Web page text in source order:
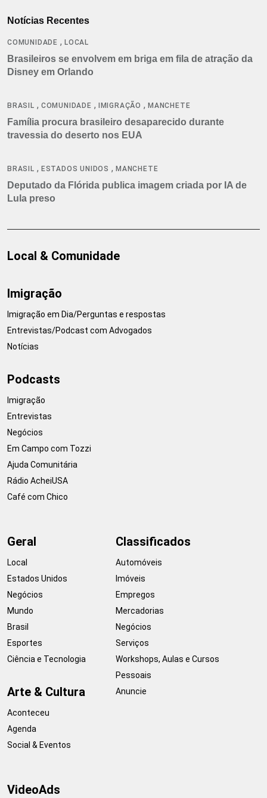
Notícias Recentes
COMUNIDADE , LOCAL
Brasileiros se envolvem em briga em fila de atração da
Disney em Orlando
BRASIL , COMUNIDADE , IMIGRAÇÃO ,MANCHETE
Família procura brasileiro desaparecido durante
travessia do deserto nos EUA
BRASIL , ESTADOS UNIDOS ,MANCHETE
Deputado da Flórida publica imagem criada por IA de
Lula preso
Local & Comunidade
Imigração
Imigração em Dia/Perguntas e respostas
Entrevistas/Podcast com Advogados
Notícias
Podcasts
Imigração
Entrevistas
Negócios
Em Campo com Tozzi
Ajuda Comunitária
Rádio AcheiUSA
Café com Chico
Geral
Local
Estados Unidos
Negócios
Mundo
Brasil
Esportes
Ciência e Tecnologia
Arte & Cultura
Aconteceu
Agenda
Social & Eventos
Classificados
Automóveis
Imóveis
Empregos
Mercadorias
Negócios
Serviços
Workshops, Aulas e Cursos
Pessoais
Anuncie
VideoAds